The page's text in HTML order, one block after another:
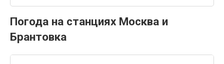
Погода на станциях Москва и
Брантовка